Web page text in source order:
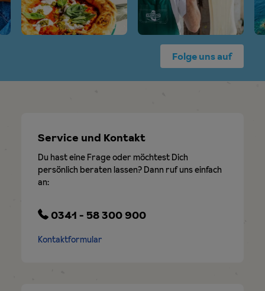
Folge uns auf
Service und Kontakt
Du hast eine Frage oder möchtest Dich
persönlich beraten lassen? Dann ruf uns einfach
an:
0341 - 58 300 900
Kontaktformular